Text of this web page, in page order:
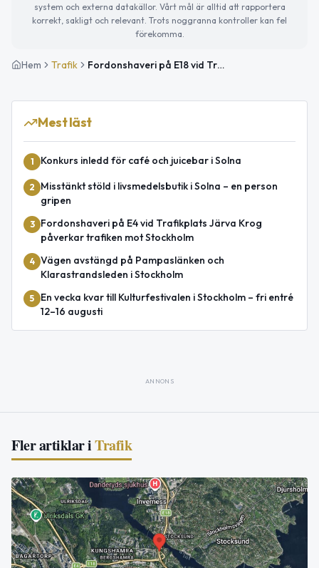
system och externa datakällor. Vårt mål är alltid att rapportera
korrekt, sakligt och relevant. Trots noggranna kontroller kan fel
förekomma.
Hem Trafik Fordonshaveri på E18 vid Trafikplats Ekhagen i riktning mot Norrtälje
Mest läst
1 Konkurs inledd för café och juicebar i Solna
2
Misstänkt stöld i livsmedelsbutik i Solna – en person
gripen
3
Fordonshaveri på E4 vid Trafikplats Järva Krog
påverkar trafiken mot Stockholm
4 Vägen avstängd på Pampaslänken och
Klarastrandsleden i Stockholm
5
En vecka kvar till Kulturfestivalen i Stockholm – fri entré
12–16 augusti
ANNONS
Fler artiklar iTrafik